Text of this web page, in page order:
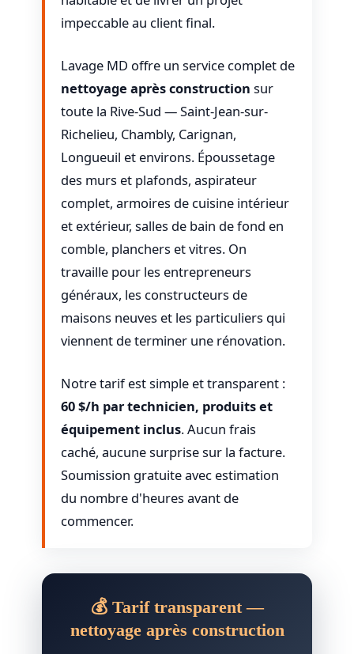
impeccable au client final.
Lavage MD offre un service complet de
nettoyage après construction sur
toute la Rive-Sud — Saint-Jean-sur-
Richelieu, Chambly, Carignan,
Longueuil et environs. Époussetage
des murs et plafonds, aspirateur
complet, armoires de cuisine intérieur
et extérieur, salles de bain de fond en
comble, planchers et vitres. On
travaille pour les entrepreneurs
généraux, les constructeurs de
maisons neuves et les particuliers qui
viennent de terminer une rénovation.
Notre tarif est simple et transparent :
60 $/h par technicien, produits et
équipement inclus. Aucun frais
caché, aucune surprise sur la facture.
Soumission gratuite avec estimation
du nombre d'heures avant de
commencer.
💰 Tarif transparent —
nettoyage après construction